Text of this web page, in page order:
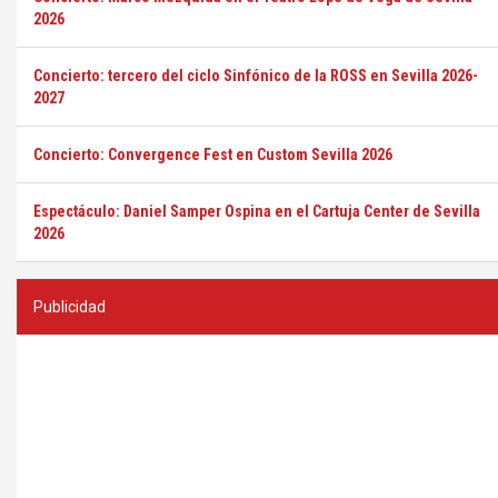
2026
Concierto: tercero del ciclo Sinfónico de la ROSS en Sevilla 2026-
2027
Concierto: Convergence Fest en Custom Sevilla 2026
Espectáculo: Daniel Samper Ospina en el Cartuja Center de Sevilla
2026
Publicidad